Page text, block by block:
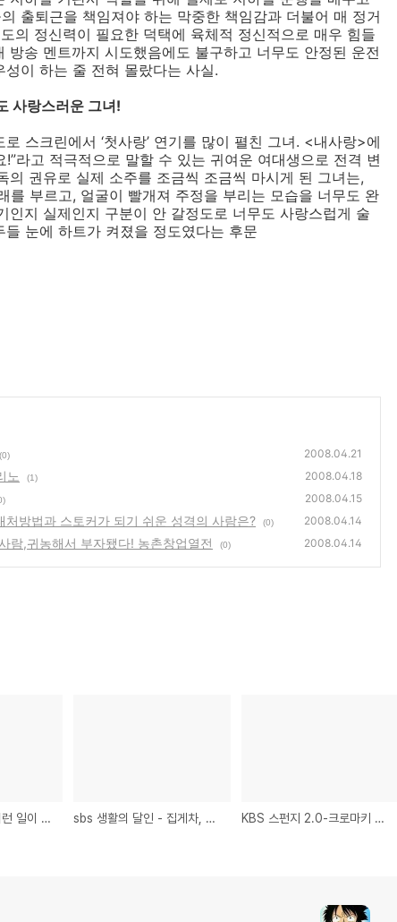
출퇴근을 책임져야 하는 막중한 책임감과 더불어 매 정거
의 정신력이 필요한 덕택에 육체적 정신적으로 매우 힘들
방송 멘트까지 시도했음에도 불구하고 너무도 안정된 운전
이 하는 줄 전혀 몰랐다는 사실.
사랑스러운 그녀!
스크린에서 ‘첫사랑’ 연기를 많이 펼친 그녀. <내사랑>에
라고 적극적으로 말할 수 있는 귀여운 여대생으로 전격 변
의 권유로 실제 소주를 조금씩 조금씩 마시게 된 그녀는,
를 부르고, 얼굴이 빨개져 주정을 부리는 모습을 너무도 완
인지 실제인지 구분이 안 갈정도로 너무도 사랑스럽게 술
눈에 하트가 켜졌을 정도였다는 후문
(0) 2008.04.21
노 (1) 2008.04.18
2008.04.15
방법과 스토커가 되기 쉬운 성격의 사람은? (0) 2008.04.14
람,귀농해서 부자됐다! 농촌창업열전 (0) 2008.04.14
순간 포착 세상에 이런 일이 - 90세 발레리노 sbs 생활의 달인 - 집게차, 치약의 달인 KBS 스펀지 2.0-크로마키 방법, 스토커 대처방법과 스토커가 되기 쉬운 성격의 사람은?